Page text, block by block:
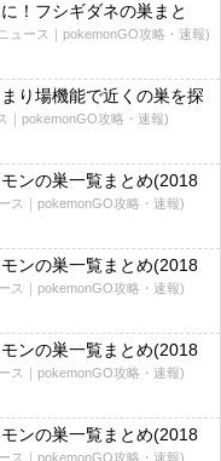
！フシギダネの巣まと
ュース｜pokemonGO攻略・速報)
り場機能で近くの巣を探
｜pokemonGO攻略・速報)
ンの巣一覧まとめ(2018
ス｜pokemonGO攻略・速報)
ンの巣一覧まとめ(2018
ス｜pokemonGO攻略・速報)
ンの巣一覧まとめ(2018
ス｜pokemonGO攻略・速報)
ンの巣一覧まとめ(2018
ス｜pokemonGO攻略・速報)